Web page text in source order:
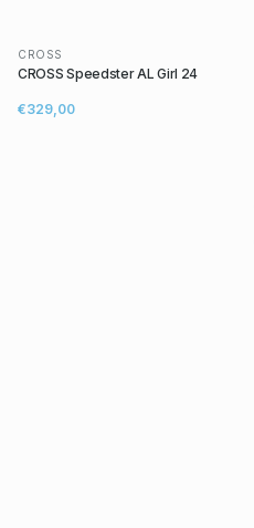
CROSS
CROSS Speedster AL Girl 24
€329,00